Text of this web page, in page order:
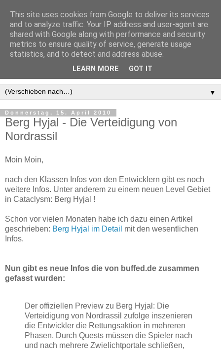
▼
Donnerstag, 15. April 2010
Berg Hyjal - Die Verteidigung von
Nordrassil
Moin Moin,
nach den Klassen Infos von den Entwicklern gibt es noch
weitere Infos. Unter anderem zu einem neuen Level Gebiet
in Cataclysm: Berg Hyjal !
Schon vor vielen Monaten habe ich dazu einen Artikel
geschrieben: Berg Hyjal im Detail mit den wesentlichen
Infos.
Nun gibt es neue Infos die von buffed.de zusammen
gefasst wurden:
Der offiziellen Preview zu Berg Hyjal: Die
Verteidigung von Nordrassil zufolge inszenieren
die Entwickler die Rettungsaktion in mehreren
Phasen. Durch Quests müssen die Spieler nach
und nach mehrere Zwielichtportale schließen,
This site uses cookies from Google to deliver its services
and to analyze traffic. Your IP address and user-agent are
shared with Google along with performance and security
metrics to ensure quality of service, generate usage
statistics, and to detect and address abuse.
LEARN MORE GOT IT